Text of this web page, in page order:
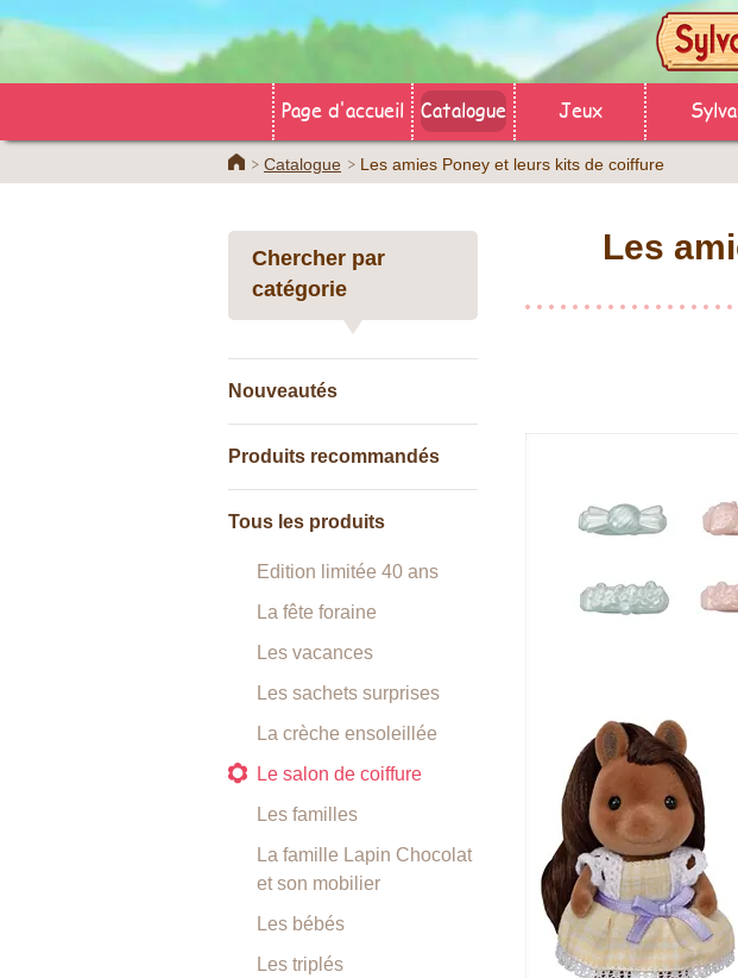
Page d'accueil Catalogue Jeux
HomeCatalogue Les amies Poney et leurs kits de coiffure
Chercher par
catégorie
Nouveautés
Produits recommandés
Tous les produits
Edition limitée 40 ans
La fête foraine
Les vacances
Les sachets surprises
La crèche ensoleillée
Le salon de coiffure
Les familles
La famille Lapin Chocolat
et son mobilier
Les bébés
Les triplés
Les